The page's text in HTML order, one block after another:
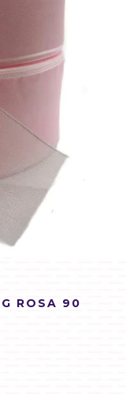
ROSA 90